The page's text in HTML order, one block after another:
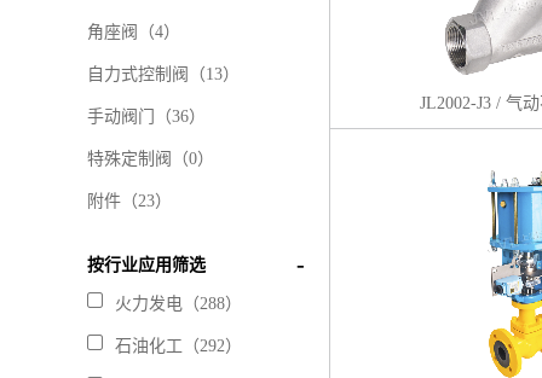
角座阀 （4）
自力式控制阀 （13）
手动阀门 （36）
特殊定制阀 （0）
附件 （23）
按行业应用筛选
火力发电（288）
石油化工（292）
JL2002-J3 / 气